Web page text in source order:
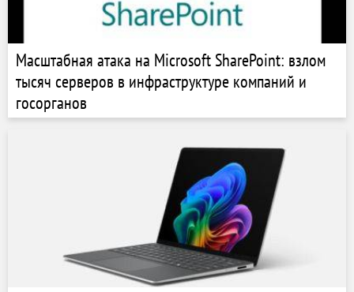
Масштабная атака на Microsoft SharePoint: взлом
тысяч серверов в инфраструктуре компаний и
госорганов